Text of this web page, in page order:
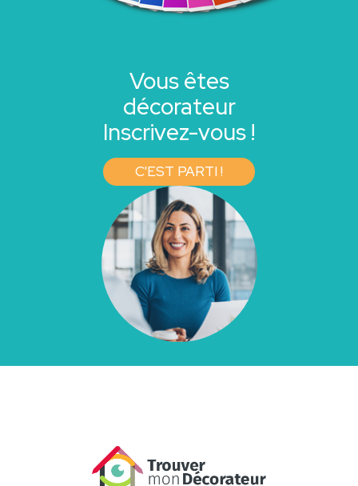
Vous êtes
décorateur
Inscrivez-vous !
C'EST PARTI !